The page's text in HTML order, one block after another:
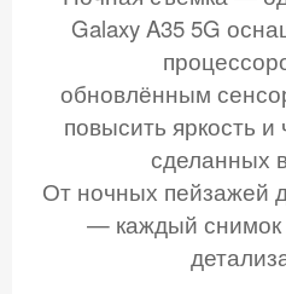
Galaxy A35 5G
обновлённым
повысить яркость и
сделанных
От ночных пейзажей
— каждый